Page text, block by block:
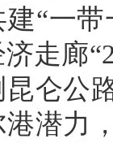
“一
走廊
仑公
潜力